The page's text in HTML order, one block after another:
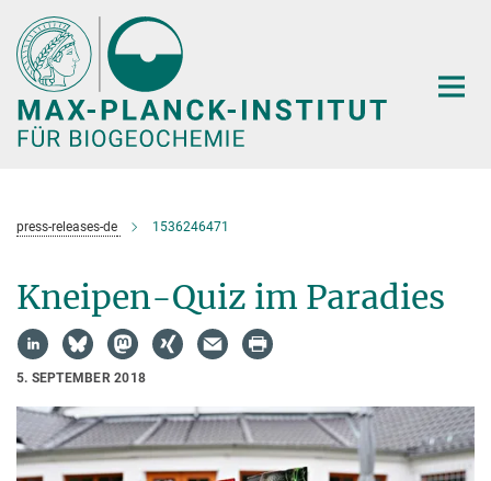
Hauptinhalt
press-releases-de 1536246471
Kneipen-Quiz im Paradies
5. SEPTEMBER 2018